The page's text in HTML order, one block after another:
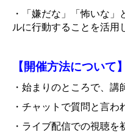
・「嫌だな」「怖いな
ルに行動することを活用
【開催方法について】
・始まりのところで、
・チャットで質問と言
・ライブ配信での視聴